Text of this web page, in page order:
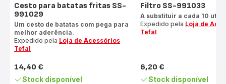
Cesto para batatas fritas SS-
991029
Um cesto de batatas com pega para
melhor aderência.
Expedido pela Loja de Acessórios
Tefal
Preço
14,40 €
Stock disponível
Filtro SS-991033
A substituir a cada 10
Expedido pela Loja de
Tefal
Preço
6,20 €
Stock disponível